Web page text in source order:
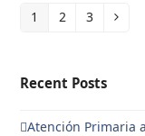
Page
1 Page
2 Page
3
Recent Posts
Atención Primaria